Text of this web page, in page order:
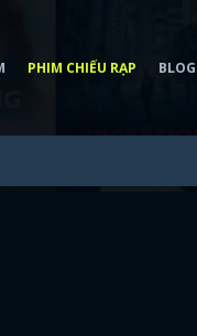
PHIM CHIẾU RẠP